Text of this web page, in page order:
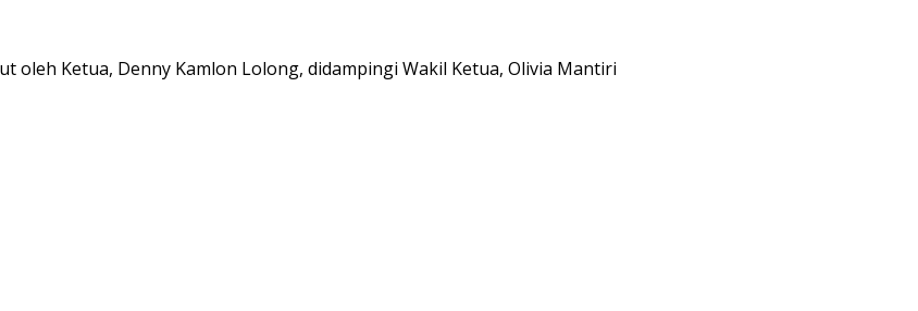
oleh Ketua, Denny Kamlon Lolong, didampingi Wakil Ketua, Olivia Mantiri